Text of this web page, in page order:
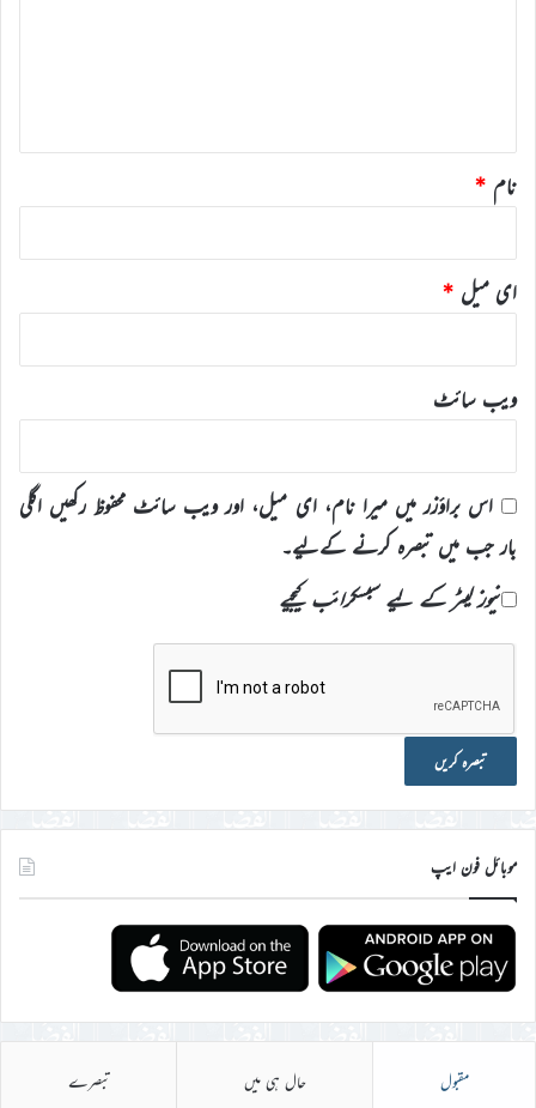
نام *
ای میل *
ویب‌ سائٹ
اس براؤزر میں میرا نام، ای میل، اور ویب سائٹ محفوظ رکھیں اگلی
بار جب میں تبصرہ کرنے کےلیے۔
نیوز لیٹر کے لیے سبسکرائب کیجیے
موبائل فون ایپ
مقبول حال ہی میں تبصرے